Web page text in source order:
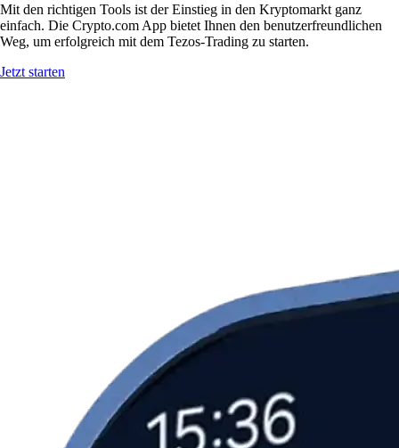
Mit den richtigen Tools ist der Einstieg in den Kryptomarkt ganz
einfach. Die Crypto.com App bietet Ihnen den benutzerfreundlichen
Weg, um erfolgreich mit dem Tezos-Trading zu starten.
Jetzt starten